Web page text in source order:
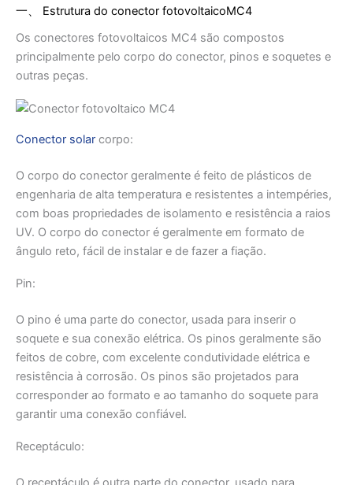
一、 Estrutura do conector fotovoltaicoMC4
Os conectores fotovoltaicos MC4 são compostos
principalmente pelo corpo do conector, pinos e soquetes e
outras peças.
Conector solar corpo:
O corpo do conector geralmente é feito de plásticos de
engenharia de alta temperatura e resistentes a intempéries,
com boas propriedades de isolamento e resistência a raios
UV. O corpo do conector é geralmente em formato de
ângulo reto, fácil de instalar e de fazer a fiação.
Pin:
O pino é uma parte do conector, usada para inserir o
soquete e sua conexão elétrica. Os pinos geralmente são
feitos de cobre, com excelente condutividade elétrica e
resistência à corrosão. Os pinos são projetados para
corresponder ao formato e ao tamanho do soquete para
garantir uma conexão confiável.
Receptáculo: